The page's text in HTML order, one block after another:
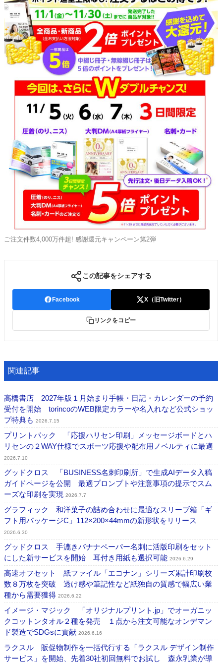
ご注文件数4,000万件超! 感謝還元キャンペーン第2弾
この記事をシェアする
Facebook X（旧Twitter）
リンクをコピー
関連記事
高橋書店 2027年版１月始まり手帳・日記・カレンダーの予約
受付を開始 torincoのWEB限定カラーや名入れなど公式ショッ
プ特典も 2026.7.15
プリントパック 「応援ハリセン印刷」メッセージボードとハ
リセンの２WAY仕様でスポーツ応援や配布用ノベルティに最適
2026.7.10
グッドクロス 「BUSINESS名刺印刷所」で生成AIデータ入稿
ガイドページを公開 最適プロンプトや注意事項の提示でスム
ーズな印刷を実現 2026.7.7
グラフィック 和洋菓子の詰め合わせに最適なスリーブ箱「ギ
フト用パッケージC」112×200×44mmの新形状をリリース
2026.6.30
グッドクロス 手漉きバナナペーパー名刺に活版印刷をセット
にした新サービスを開始 耳付き用紙も選択可能 2026.6.29
高速オフセット 紙ファイル「エコナン」シリーズ累計印刷枚
数８万枚を突破 透け感や筆記性など紙独自の質感で幅広い業
種から需要獲得 2026.6.22
イメージ・マジック 「オリジナルプリント.jp」でオーガニッ
クコットンタオル２種を発売 １点から注文可能なオンデマン
ド製造でSDGsに貢献 2026.6.16
ラクスル 販促物制作を一括代行する「ラクスル デザイン制作
サービス」を開始、先着30社初回無料でお試し 森永乳業が導